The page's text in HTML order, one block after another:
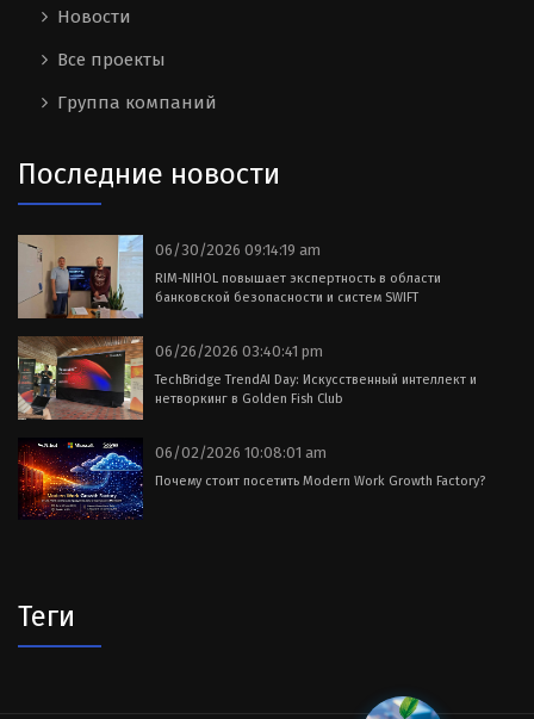
Новости
Все проекты
Группа компаний
Последние новости
06/30/2026 09:14:19 am
RIM-NIHOL повышает экспертность в области
банковской безопасности и систем SWIFT
06/26/2026 03:40:41 pm
TechBridge TrendAI Day: Искусственный интеллект и
нетворкинг в Golden Fish Club
06/02/2026 10:08:01 am
Почему стоит посетить Modern Work Growth Factory?
Теги